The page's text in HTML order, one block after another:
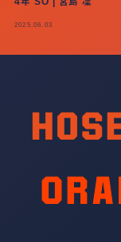
4年 SO | 宮島 凜
2025.06.03